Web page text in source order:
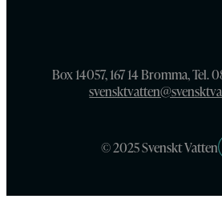
Box 14057, 167 14 Bromma, Tel.
© 2025 Svenskt Vatten